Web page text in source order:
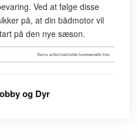
Ved at følge disse
på, at din bådmotor vil
på den nye sæson.
og Dyr